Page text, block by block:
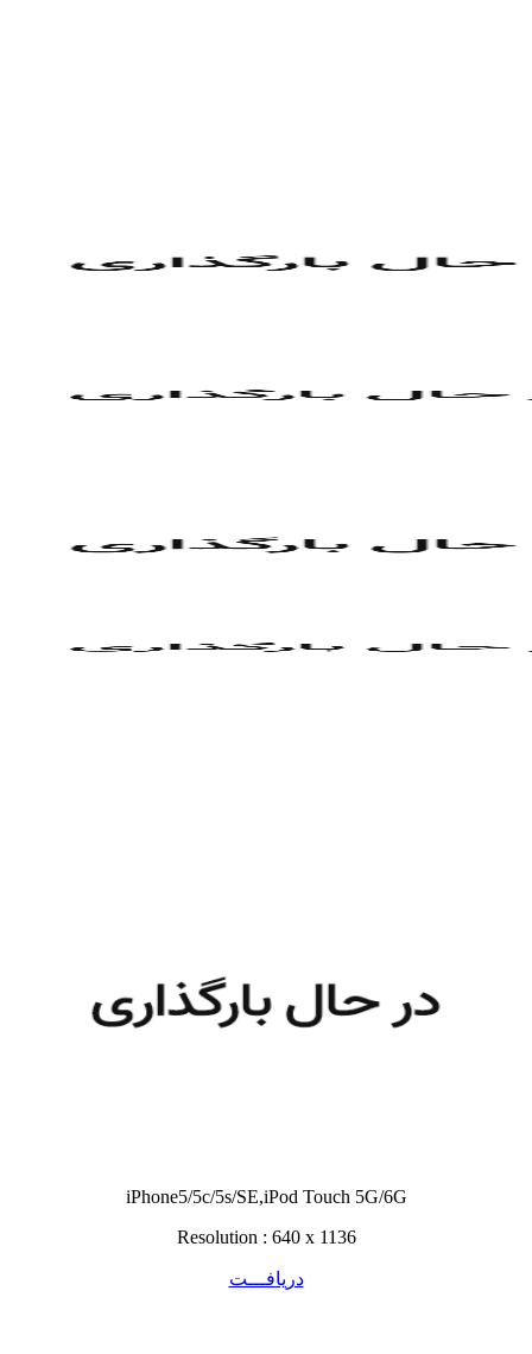
iPhone5/5c/5s/SE,iPod Touch 5G/6G
Resolution : 640 x 1136
دریافـــت